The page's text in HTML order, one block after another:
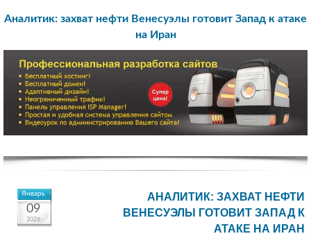
Аналитик: захват нефти Венесуэлы готовит Запад к атаке
на Иран
Январь
09
2026
АНАЛИТИК: ЗАХВАТ НЕФТИ
ВЕНЕСУЭЛЫ ГОТОВИТ ЗАПАД К
АТАКЕ НА ИРАН